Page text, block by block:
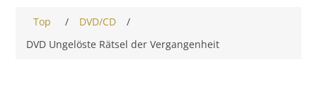
Top / DVD/CD
/
DVD Ungelöste Rätsel der Vergangenheit